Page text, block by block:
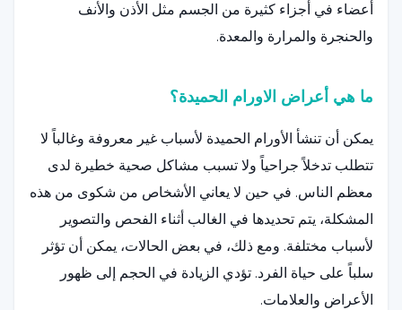
أعضاء في أجزاء كثيرة من الجسم مثل الأذن والأنف
والحنجرة والمرارة والمعدة.
ما هي أعراض الاورام الحميدة؟
يمكن أن تنشأ الأورام الحميدة لأسباب غير معروفة وغالباً لا
تتطلب تدخلاً جراحياً ولا تسبب مشاكل صحية خطيرة لدى
معظم الناس. في حين لا يعاني الأشخاص من شكوى من هذه
المشكلة، يتم تحديدها في الغالب أثناء الفحص والتصوير
لأسباب مختلفة. ومع ذلك، في بعض الحالات، يمكن أن تؤثر
سلباً على حياة الفرد. تؤدي الزيادة في الحجم إلى ظهور
الأعراض والعلامات.